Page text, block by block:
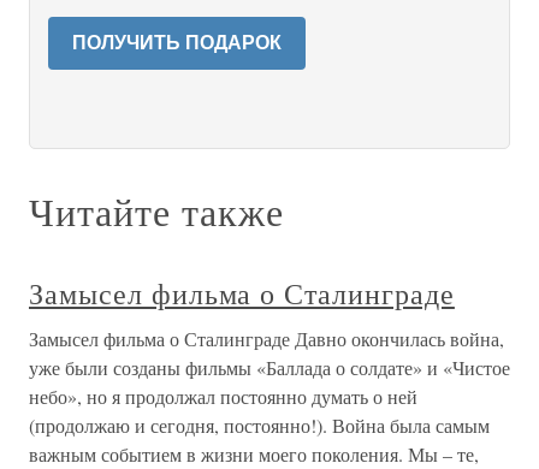
ПОЛУЧИТЬ ПОДАРОК
Читайте также
Замысел фильма о Сталинграде
Замысел фильма о Сталинграде Давно окончилась война,
уже были созданы фильмы «Баллада о солдате» и «Чистое
небо», но я продолжал постоянно думать о ней
(продолжаю и сегодня, постоянно!). Война была самым
важным событием в жизни моего поколения. Мы – те,